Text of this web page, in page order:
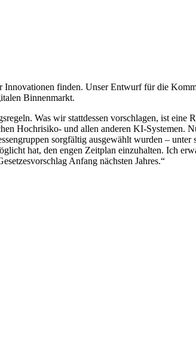
Innovationen finden. Unser Entwurf für die
Binnenmarkt.
Was wir stattdessen vorschlagen, ist eine
Hochrisiko- und allen anderen KI-Systemen.
sorgfältig ausgewählt wurden –
hat, den engen Zeitplan einzuhalten. Ich
Anfang nächsten Jahres.“